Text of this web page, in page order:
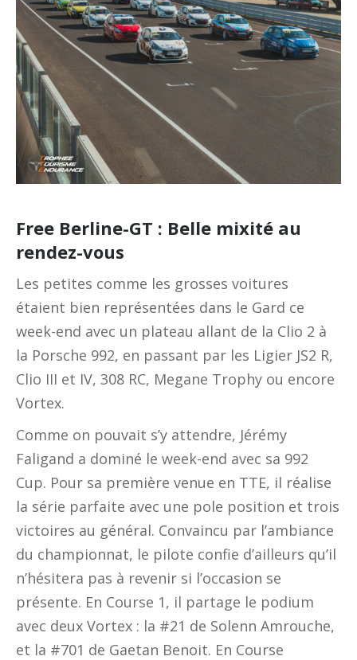
Free Berline-GT : Belle mixité au
rendez-vous
Les petites comme les grosses voitures
étaient bien représentées dans le Gard ce
week-end avec un plateau allant de la Clio 2 à
la Porsche 992, en passant par les Ligier JS2 R,
Clio III et IV, 308 RC, Megane Trophy ou encore
Vortex.
Comme on pouvait s’y attendre, Jérémy
Faligand a dominé le week-end avec sa 992
Cup. Pour sa première venue en TTE, il réalise
la série parfaite avec une pole position et trois
victoires au général. Convaincu par l’ambiance
du championnat, le pilote confie d’ailleurs qu’il
n’hésitera pas à revenir si l’occasion se
présente. En Course 1, il partage le podium
avec deux Vortex : la #21 de Solenn Amrouche,
et la #701 de Gaetan Benoit. En Course